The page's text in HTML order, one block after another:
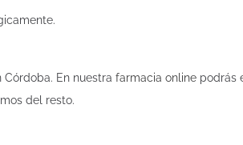
Córdoba. En nuestrafarmacia online podrás
del resto.